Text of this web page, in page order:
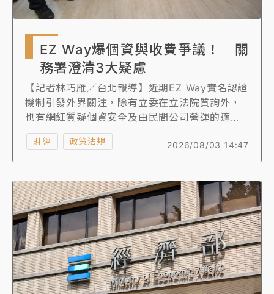
EZ Way爆個資與收費爭議！ 關
務署澄清3大疑慮
【記者林巧雁／台北報導】近期EZ Way實名認證
機制引發外界關注，除有立委在立法院質詢外，
也有網紅質疑個資安全及由民間公司營運的適法
性。關務署長彭英偉今日召開記者會針對EZ Way
提出3大澄清，沒有強制民眾使用EZ Way App，
除了關貿公司外，也可以用紙本委任。2018年時
規，所以推出線上委任EZ Way。
2026/08/03 14:47
財經 政策法規